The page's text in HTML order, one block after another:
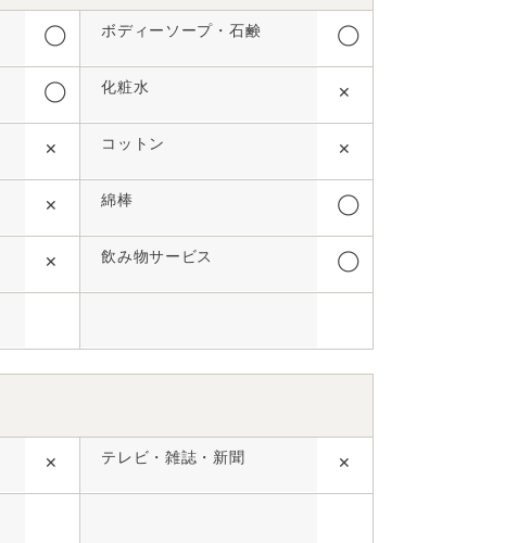
◯ ボディーソープ・石鹸 ◯
◯ 化粧水 ✕
✕ コットン ✕
✕ 綿棒 ◯
✕ 飲み物サービス ◯
✕ テレビ・雑誌・新聞 ✕